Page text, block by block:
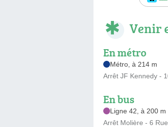
Venir
En métro
Métro, à 214 m
Arrêt JF Kennedy -
En bus
Ligne 42, à 200 m
Arrêt Molière - 6